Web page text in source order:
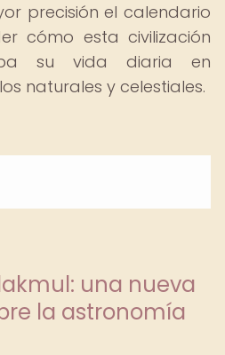
precisión el calendario
cómo esta civilización
su vida diaria en
naturales y celestiales.
una nueva
la astronomía